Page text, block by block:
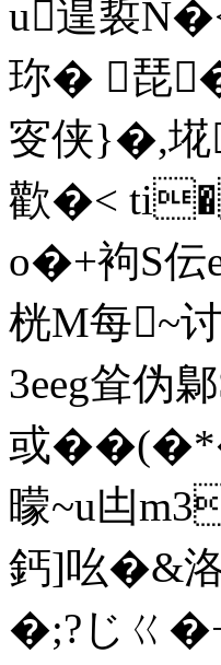
u遑裚
珎� 琵
叜侠}�,
歡�<
o�+袧S
桄M每~
3eeg耸伪
或
曚~u凷
鈣]吆�&洛
�;?じㄍ